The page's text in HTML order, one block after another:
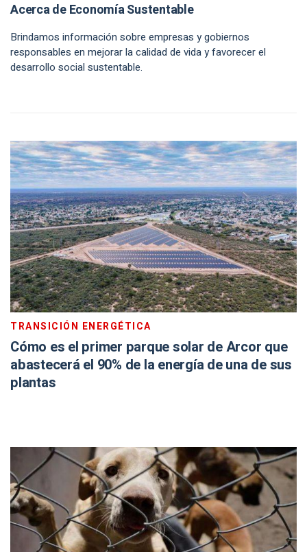
Acerca de Economía Sustentable
Brindamos información sobre empresas y gobiernos
responsables en mejorar la calidad de vida y favorecer el
desarrollo social sustentable.
TRANSICIÓN ENERGÉTICA
Cómo es el primer parque solar de Arcor que
abastecerá el 90% de la energía de una de sus
plantas